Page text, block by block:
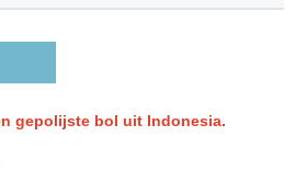
gepolijste bol uit Indonesia.